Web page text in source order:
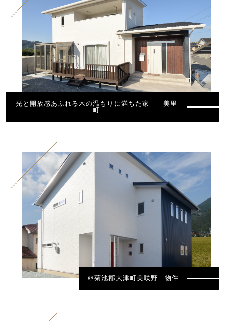
光と開放感あふれる木の温もりに満ちた家 美里
町
＠菊池郡大津町美咲野 物件